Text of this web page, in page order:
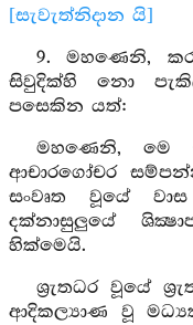
[සැවැත්නිදාන යි]
9. මහණෙනි,
සිවුදික්හි නො
පසෙකින යත්:
මහණෙනි, මෙ
ආචාරගෝචර
සංවෘත වූයේ
දක්නාසුලුයේ
හික්මෙයි.
ශ්‍රැතධර වූයේ
ආදිකල්‍යාණ වූ